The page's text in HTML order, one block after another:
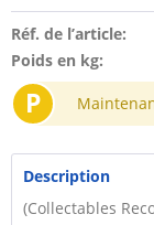
Réf. de l’article:
Poids en kg:
P
Description
(Collectables